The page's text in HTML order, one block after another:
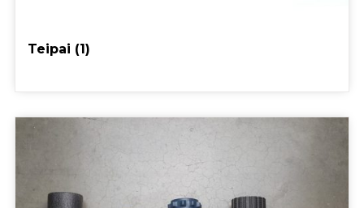
Teipai (1)